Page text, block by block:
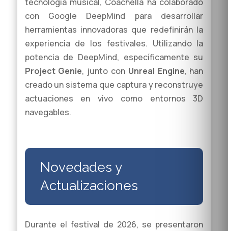
con Google DeepMind para desarrollar
herramientas innovadoras que redefinirán la
experiencia de los festivales. Utilizando la
potencia de DeepMind, específicamente su
Project Genie, junto con Unreal Engine, han
creado un sistema que captura y reconstruye
actuaciones en vivo como entornos 3D
navegables.
Novedades y
Actualizaciones
Durante el festival de 2026, se presentaron